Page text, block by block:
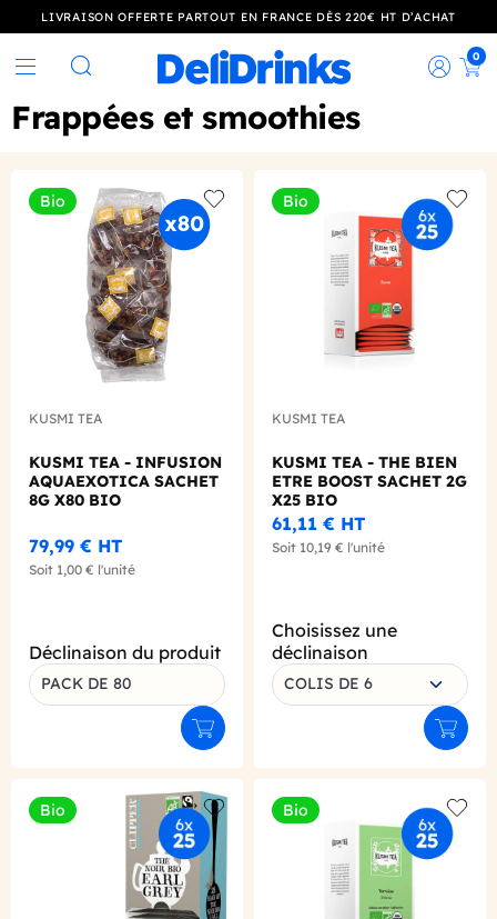
LIVRAISON OFFERTE PARTOUT EN FRANCE DÈS 220€ HT D’ACHAT
Rechercher
0
Frappées et smoothies
Bio
Add to wishlist
KUSMI TEA
KUSMI TEA - INFUSION
AQUAEXOTICA SACHET
8G X80 BIO
79,99 € HT
Soit 1,00 € l'unité
Déclinaison du produit
PACK DE 80
Ajouter au panier
Bio
Add
KUSMI TEA
KUSMI TEA - THE BIEN
ETRE BOOST SACHET 2G
X25 BIO
61,11 € HT
Soit 10,19 € l'unité
Choisissez une
déclinaison
COLIS DE 6
Bio
Add to wishlist
Bio
Add